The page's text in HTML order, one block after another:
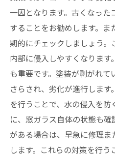
一因となります。古くなっ
することをお勧めします。
期的にチェックしましょう
内部に侵入しやすくなりま
も重要です。塗装が剥がれて
さらされ、劣化が進行しま
を行うことで、水の侵入を
に、窓ガラス自体の状態も
がある場合は、早急に修理
します。これらの対策を行